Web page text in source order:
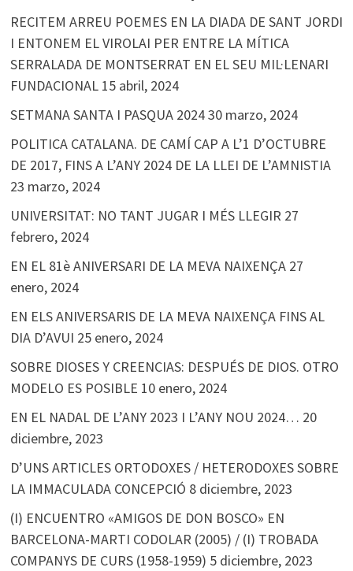
RECITEM ARREU POEMES EN LA DIADA DE SANT JORDI
I ENTONEM EL VIROLAI PER ENTRE LA MÍTICA
SERRALADA DE MONTSERRAT EN EL SEU MIL·LENARI
FUNDACIONAL 15 abril, 2024
SETMANA SANTA I PASQUA 202430 marzo, 2024
POLITICA CATALANA. DE CAMÍ CAP A L’1 D’OCTUBRE
DE 2017, FINS A L’ANY 2024 DE LA LLEI DE L’AMNISTIA
23 marzo, 2024
UNIVERSITAT: NO TANT JUGAR I MÉS LLEGIR 27
febrero, 2024
EN EL 81è ANIVERSARI DE LA MEVA NAIXENÇA 27
enero, 2024
EN ELS ANIVERSARIS DE LA MEVA NAIXENÇA FINS AL
DIA D’AVUI 25 enero, 2024
SOBRE DIOSES Y CREENCIAS: DESPUÉS DE DIOS. OTRO
MODELO ES POSIBLE 10 enero, 2024
EN EL NADAL DE L’ANY 2023 I L’ANY NOU 2024… 20
diciembre, 2023
D’UNS ARTICLES ORTODOXES / HETERODOXES SOBRE
LA IMMACULADA CONCEPCIÓ 8 diciembre, 2023
(I) ENCUENTRO «AMIGOS DE DON BOSCO» EN
BARCELONA-MARTI CODOLAR (2005) / (I) TROBADA
COMPANYS DE CURS (1958-1959) 5 diciembre, 2023